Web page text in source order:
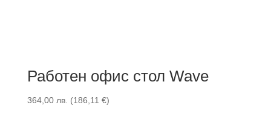
Работен офис стол Wave
364,00 лв. (186,11 €)